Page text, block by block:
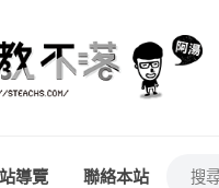
導覽 聯絡本站